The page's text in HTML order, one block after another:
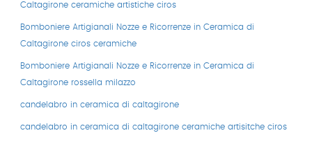
Caltagirone ceramiche artistiche ciros
Bomboniere Artigianali Nozze e Ricorrenze in Ceramica di
Caltagirone ciros ceramiche
Bomboniere Artigianali Nozze e Ricorrenze in Ceramica di
Caltagirone rossella milazzo
candelabro in ceramica di caltagirone
candelabro in ceramica di caltagirone ceramiche artisitche ciros